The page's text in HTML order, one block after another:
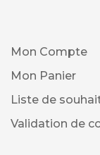
Mon Compte
Mon Panier
Liste de
Validation de